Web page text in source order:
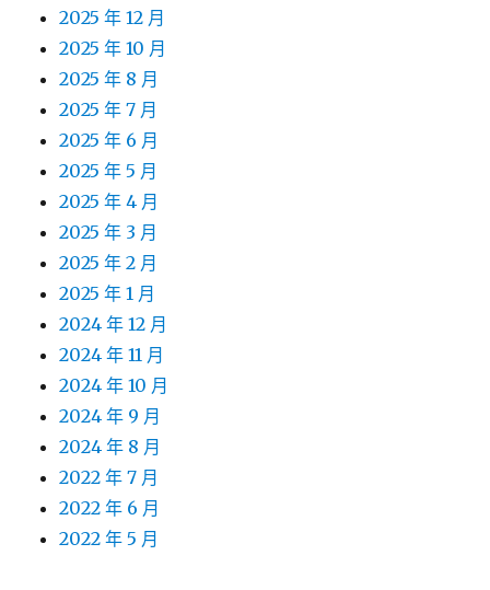
2025 年 12 月
2025 年 10 月
2025 年 8 月
2025 年 7 月
2025 年 6 月
2025 年 5 月
2025 年 4 月
2025 年 3 月
2025 年 2 月
2025 年 1 月
2024 年 12 月
2024 年 11 月
2024 年 10 月
2024 年 9 月
2024 年 8 月
2022 年 7 月
2022 年 6 月
2022 年 5 月